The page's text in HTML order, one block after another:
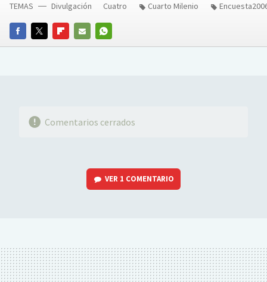
FACEBOOKTWITTERFLIPBOARD
E-
WHATSAPP
TEMAS Divulgación Cuatro Cuarto Milenio
Comentarios cerrados
VER 1 COMENTARIO